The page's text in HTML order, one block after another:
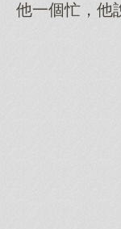
他一個忙，他